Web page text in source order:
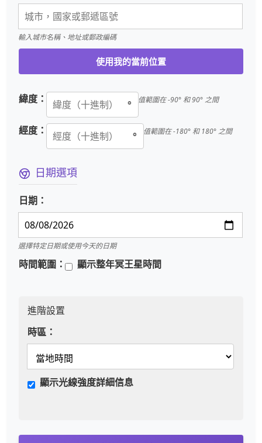
輸入城市名稱、地址或郵政編碼
使用我的當前位置
緯度： ° 值範圍在 -90° 和 90° 之間
經度： ° 值範圍在 -180° 和 180° 之間
日期選項
日期：
選擇特定日期或使用今天的日期
時間範圍： 顯示整年冥王星時間
進階設置
時區：
顯示光線強度詳細信息